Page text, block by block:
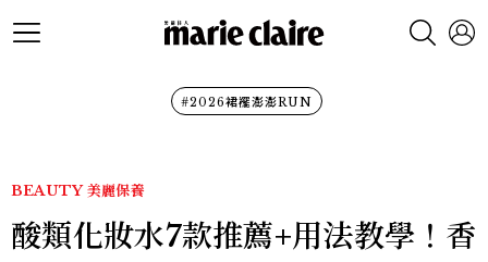
#2026裙襬澎澎RUN
BEAUTY 美麗保養
酸類化妝水7款推薦+用法教學！香